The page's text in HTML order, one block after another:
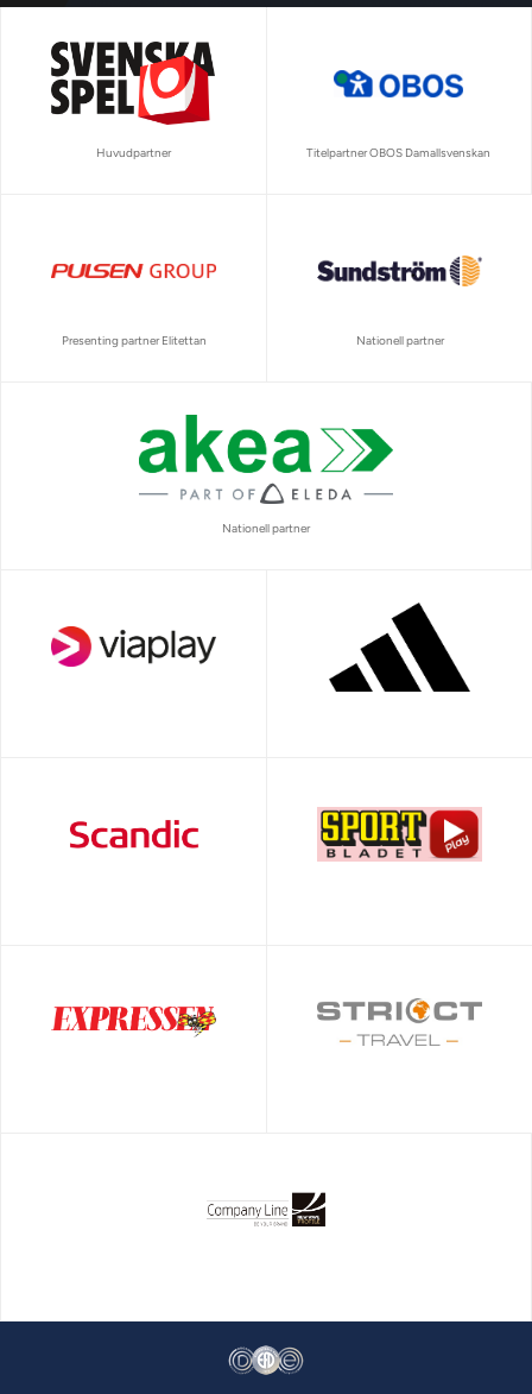
Huvudpartner Titelpartner OBOS Damallsvenskan
Presenting partner Elitettan Nationell partner
Nationell partner